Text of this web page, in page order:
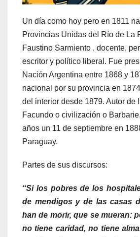
Un día como hoy pero en 1811
Provincias Unidas del Río de La
Faustino Sarmiento , docente,
escritor y político liberal. Fue
Nación Argentina entre 1868 y
nacional por su provincia en
del interior desde 1879. Autor de
Facundo o civilización o
años un 11 de septiembre en
Paraguay.
Partes de sus discursos:
“Si los pobres de los
de mendigos y de las casas
han de morir, que se mueran:
no tiene caridad, no tiene